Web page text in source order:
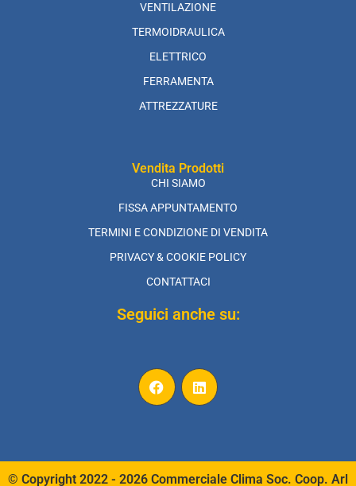
VENTILAZIONE
TERMOIDRAULICA
ELETTRICO
FERRAMENTA
ATTREZZATURE
Vendita Prodotti
CHI SIAMO
FISSA APPUNTAMENTO
TERMINI E CONDIZIONE DI VENDITA
PRIVACY & COOKIE POLICY
CONTATTACI
Seguici anche su:
© Copyright 2022 - 2026 Commerciale Clima Soc. Coop. Arl